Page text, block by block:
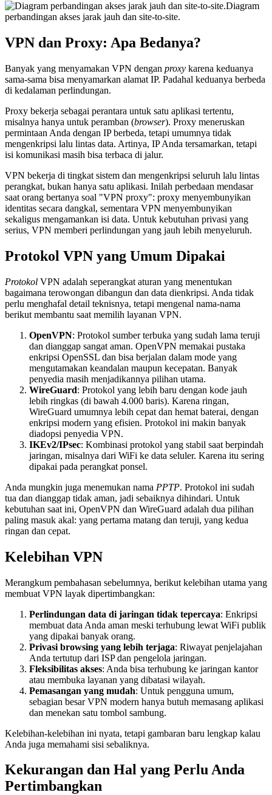
Diagram
perbandingan akses jarak jauh dan site-to-site.
VPN dan Proxy: Apa Bedanya?
Banyak yang menyamakan VPN dengan proxy karena keduanya
sama-sama bisa menyamarkan alamat IP. Padahal keduanya berbeda
di kedalaman perlindungan.
Proxy bekerja sebagai perantara untuk satu aplikasi tertentu,
misalnya hanya untuk peramban (browser). Proxy meneruskan
permintaan Anda dengan IP berbeda, tetapi umumnya tidak
mengenkripsi lalu lintas data. Artinya, IP Anda tersamarkan, tetapi
isi komunikasi masih bisa terbaca di jalur.
VPN bekerja di tingkat sistem dan mengenkripsi seluruh lalu lintas
perangkat, bukan hanya satu aplikasi. Inilah perbedaan mendasar
saat orang bertanya soal "VPN proxy": proxy menyembunyikan
identitas secara dangkal, sementara VPN menyembunyikan
sekaligus mengamankan isi data. Untuk kebutuhan privasi yang
serius, VPN memberi perlindungan yang jauh lebih menyeluruh.
Protokol VPN yang Umum Dipakai
Protokol VPN adalah seperangkat aturan yang menentukan
bagaimana terowongan dibangun dan data dienkripsi. Anda tidak
perlu menghafal detail teknisnya, tetapi mengenal nama-nama
berikut membantu saat memilih layanan VPN.
OpenVPN: Protokol sumber terbuka yang sudah lama teruji
dan dianggap sangat aman. OpenVPN memakai pustaka
enkripsi OpenSSL dan bisa berjalan dalam mode yang
mengutamakan keandalan maupun kecepatan. Banyak
penyedia masih menjadikannya pilihan utama.
WireGuard: Protokol yang lebih baru dengan kode jauh
lebih ringkas (di bawah 4.000 baris). Karena ringan,
WireGuard umumnya lebih cepat dan hemat baterai, dengan
enkripsi modern yang efisien. Protokol ini makin banyak
diadopsi penyedia VPN.
IKEv2/IPsec: Kombinasi protokol yang stabil saat berpindah
jaringan, misalnya dari WiFi ke data seluler. Karena itu sering
dipakai pada perangkat ponsel.
Anda mungkin juga menemukan nama PPTP. Protokol ini sudah
tua dan dianggap tidak aman, jadi sebaiknya dihindari. Untuk
kebutuhan saat ini, OpenVPN dan WireGuard adalah dua pilihan
paling masuk akal: yang pertama matang dan teruji, yang kedua
ringan dan cepat.
Kelebihan VPN
Merangkum pembahasan sebelumnya, berikut kelebihan utama yang
membuat VPN layak dipertimbangkan:
Perlindungan data di jaringan tidak tepercaya: Enkripsi
membuat data Anda aman meski terhubung lewat WiFi publik
yang dipakai banyak orang.
Privasi browsing yang lebih terjaga: Riwayat penjelajahan
Anda tertutup dari ISP dan pengelola jaringan.
Fleksibilitas akses: Anda bisa terhubung ke jaringan kantor
atau membuka layanan yang dibatasi wilayah.
Pemasangan yang mudah: Untuk pengguna umum,
sebagian besar VPN modern hanya butuh memasang aplikasi
dan menekan satu tombol sambung.
Kelebihan-kelebihan ini nyata, tetapi gambaran baru lengkap kalau
Anda juga memahami sisi sebaliknya.
Kekurangan dan Hal yang Perlu Anda
Pertimbangkan